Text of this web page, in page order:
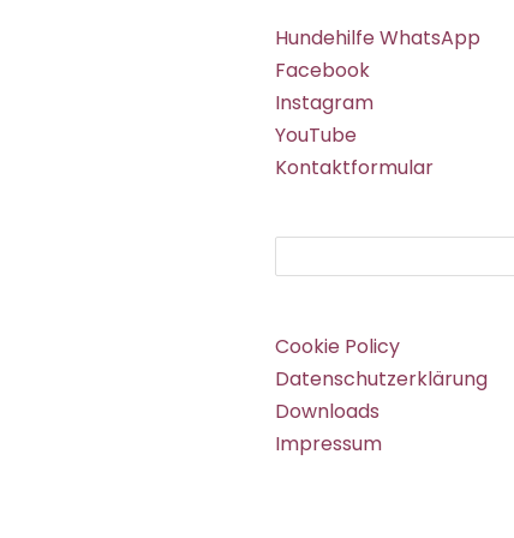
Hundehilfe WhatsApp
Facebook
Instagram
YouTube
Kontaktformular
Cookie Policy
Datenschutzerklärung
Downloads
Impressum